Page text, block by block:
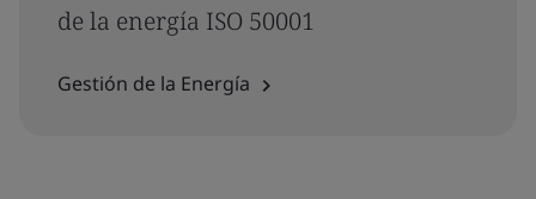
de la energía ISO 50001
Gestión de la Energía